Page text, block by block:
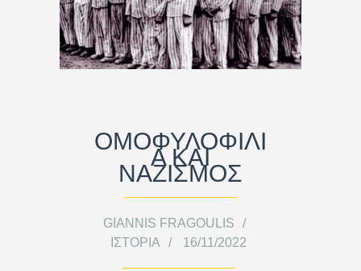
ΟΜΟΦΥΛΟΦΙΛΙ
Α ΚΑΙ
ΝΑΖΙΣΜΟΣ
GIANNIS FRAGOULIS
ΙΣΤΟΡΊΑ
16/11/2022